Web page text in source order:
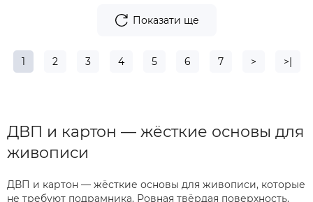
Показати ще
1 2 3 4 5 6 7 > >|
ДВП и картон — жёсткие основы для
живописи
ДВП и картон — жёсткие основы для живописи, которые
не требуют подрамника. Ровная твёрдая поверхность,